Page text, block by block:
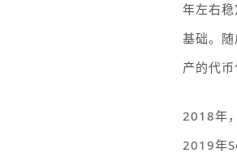
年左右
基础。
产的代币
2018年
2019年